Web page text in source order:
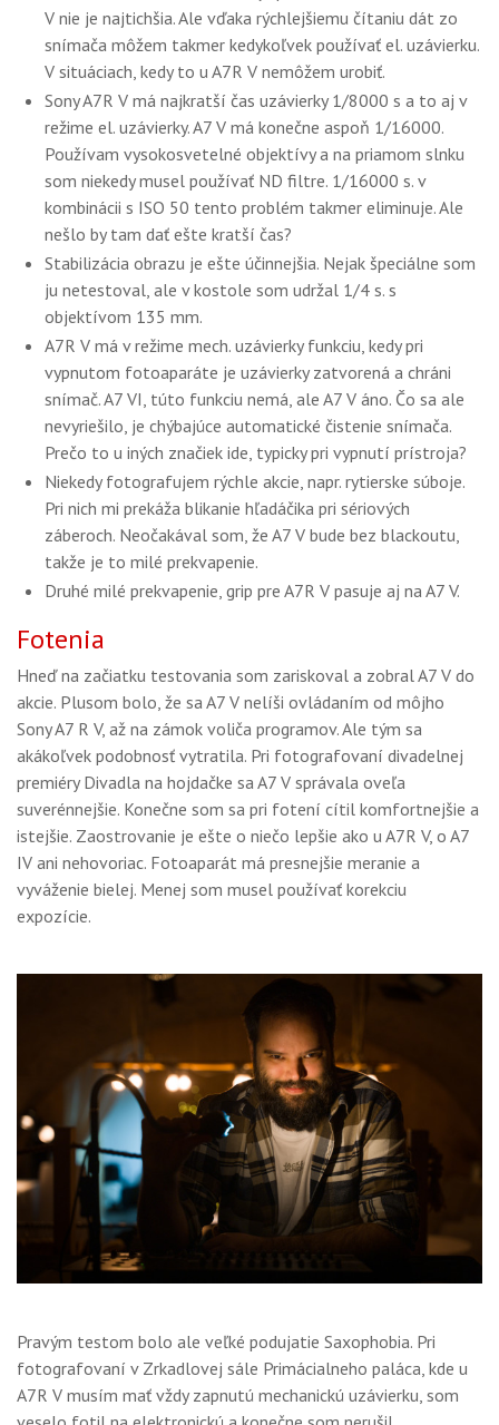
V nie je najtichšia. Ale vďaka rýchlejšiemu čítaniu dát zo
snímača môžem takmer kedykoľvek používať el. uzávierku.
V situáciach, kedy to u A7R V nemôžem urobiť.
Sony A7R V má najkratší čas uzávierky 1/8000 s a to aj v
režime el. uzávierky. A7 V má konečne aspoň 1/16000.
Používam vysokosvetelné objektívy a na priamom slnku
som niekedy musel používať ND filtre. 1/16000 s. v
kombinácii s ISO 50 tento problém takmer eliminuje. Ale
nešlo by tam dať ešte kratší čas?
Stabilizácia obrazu je ešte účinnejšia. Nejak špeciálne som
ju netestoval, ale v kostole som udržal 1/4 s. s
objektívom 135 mm.
A7R V má v režime mech. uzávierky funkciu, kedy pri
vypnutom fotoaparáte je uzávierky zatvorená a chráni
snímač. A7 VI, túto funkciu nemá, ale A7 V áno. Čo sa ale
nevyriešilo, je chýbajúce automatické čistenie snímača.
Prečo to u iných značiek ide, typicky pri vypnutí prístroja?
Niekedy fotografujem rýchle akcie, napr. rytierske súboje.
Pri nich mi prekáža blikanie hľadáčika pri sériových
záberoch. Neočakával som, že A7 V bude bez blackoutu,
takže je to milé prekvapenie.
Druhé milé prekvapenie, grip pre A7R V pasuje aj na A7 V.
Fotenia
Hneď na začiatku testovania som zariskoval a zobral A7 V do
akcie. Plusom bolo, že sa A7 V nelíši ovládaním od môjho
Sony A7 R V, až na zámok voliča programov. Ale tým sa
akákoľvek podobnosť vytratila. Pri fotografovaní divadelnej
premiéry Divadla na hojdačke sa A7 V správala oveľa
suverénnejšie. Konečne som sa pri fotení cítil komfortnejšie a
istejšie. Zaostrovanie je ešte o niečo lepšie ako u A7R V, o A7
IV ani nehovoriac. Fotoaparát má presnejšie meranie a
vyváženie bielej. Menej som musel používať korekciu
expozície.
Pravým testom bolo ale veľké podujatie Saxophobia. Pri
fotografovaní v Zrkadlovej sále Primácialneho paláca, kde u
A7R V musím mať vždy zapnutú mechanickú uzávierku, som